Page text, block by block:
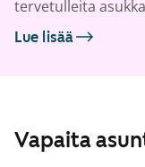
tervetulleita
Lue lisää
Vapaita